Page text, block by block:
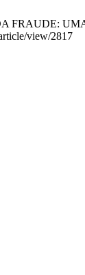
FRAUDE:
view/2817